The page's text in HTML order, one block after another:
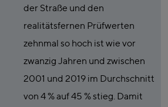
der Straße und den
realitätsfernen Prüfwerten
zehnmal so hoch ist wie vor
zwanzig Jahren und zwischen
2001 und 2019 im Durchschnitt
von 4 % auf 45 % stieg. Damit